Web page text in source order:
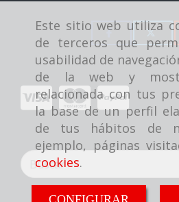
Este sitio web utiliza
de terceros que
usabilidad de
de la web y
relacionada con tus
la base de un perfil
de tus hábitos de
ejemplo, páginas
cookies.